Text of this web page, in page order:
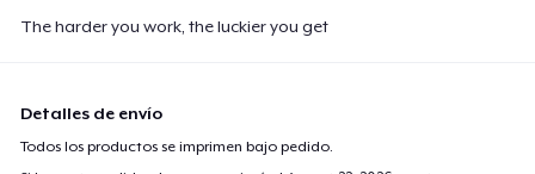
The harder you work, the luckier you get
Detalles de envío
Todos los productos se imprimen bajo pedido.